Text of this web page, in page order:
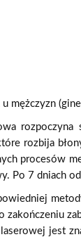
mężczyzn
óre rozbija
procesów
Po 7 dniach
zakończeniu
jest